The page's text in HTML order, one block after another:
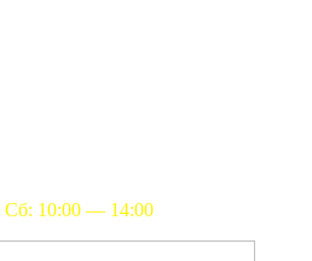
Сб: 10:00 — 14:00